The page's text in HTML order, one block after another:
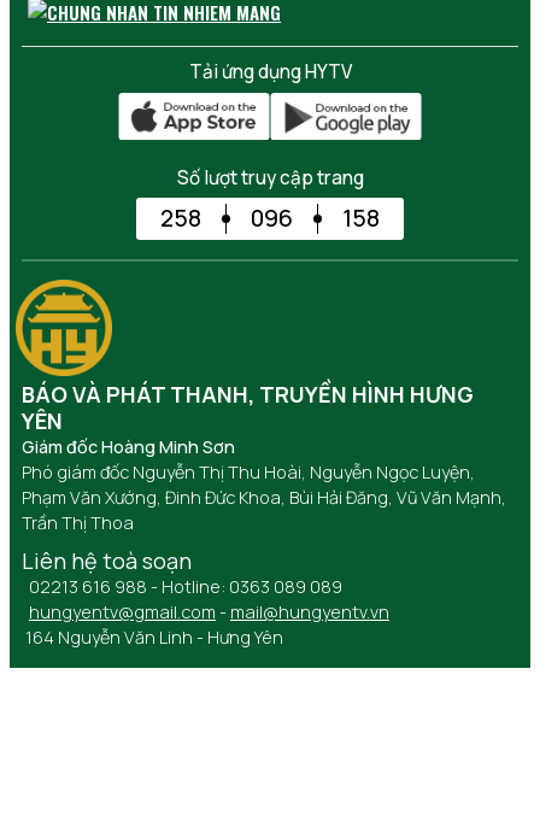
Tải ứng dụng HYTV
Số lượt truy cập trang
258 096 158
BÁO VÀ PHÁT THANH, TRUYỀN HÌNH HƯNG
YÊN
Giám đốc Hoàng Minh Sơn
Phó giám đốc Nguyễn Thị Thu Hoài, Nguyễn Ngọc Luyện,
Phạm Văn Xướng, Đinh Đức Khoa, Bùi Hải Đăng, Vũ Văn Mạnh,
Trần Thị Thoa
Liên hệ toà soạn
02213 616 988 - Hotline: 0363 089 089
hungyentv@gmail.com - mail@hungyentv.vn
164 Nguyễn Văn Linh - Hưng Yên